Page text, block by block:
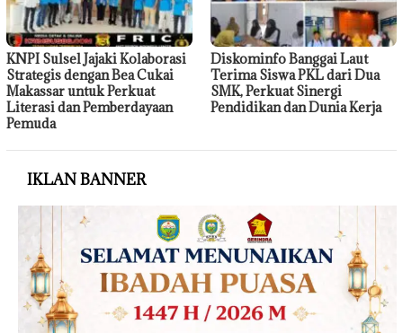
KNPI Sulsel Jajaki Kolaborasi
Strategis dengan Bea Cukai
Makassar untuk Perkuat
Literasi dan Pemberdayaan
Pemuda
Diskominfo Banggai Laut
Terima Siswa PKL dari Dua
SMK, Perkuat Sinergi
Pendidikan dan Dunia Kerja
IKLAN BANNER